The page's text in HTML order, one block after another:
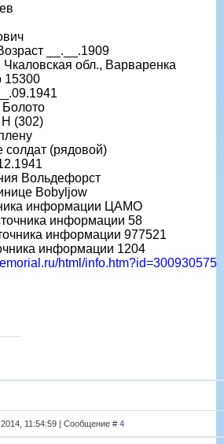
__.__.1909
обл., Варваренка
15300
(302)
солдат (рядовой)
Вольдефорст
Bobyljow
информации ЦАМО
информации 58
информации 977521
информации 1204
html/info.htm?id=300930575
11:54:59 | Сообщение # 4